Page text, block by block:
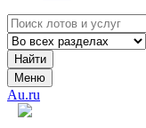
Найти
Меню
Au.ru